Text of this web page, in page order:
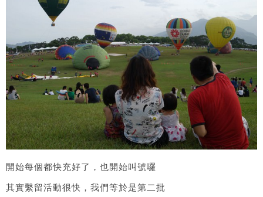
開始每個都快充好了，也開始叫號囉
其實繫留活動很快，我們等於是第二批